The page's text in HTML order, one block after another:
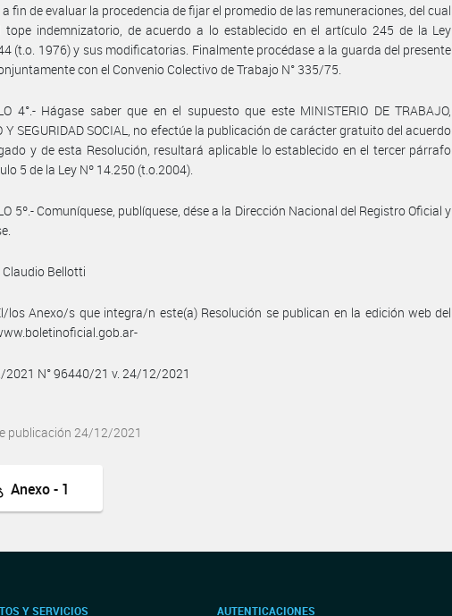
fin de evaluar la procedencia de fijar el promedio de las remuneraciones, del cual
tope indemnizatorio, de acuerdo a lo establecido en el artículo 245 de la Ley
(t.o. 1976) y sus modificatorias. Finalmente procédase a la guarda del presente
con el Convenio Colectivo de Trabajo N° 335/75.
4°.- Hágase saber que en el supuesto que este MINISTERIO DE TRABAJO,
Y SEGURIDAD SOCIAL, no efectúe la publicación de carácter gratuito del acuerdo
y de esta Resolución, resultará aplicable lo establecido en el tercer párrafo
5 de la Ley Nº 14.250 (t.o.2004).
5º.- Comuníquese, publíquese, dése a la Dirección Nacional del Registro Oficial y
Bellotti
los Anexo/s que integra/n este(a) Resolución se publican en la edición web del
2021 N° 96440/21 v. 24/12/2021
publicación 24/12/2021
Anexo - 1
Y SERVICIOS AUTENTICACIONES